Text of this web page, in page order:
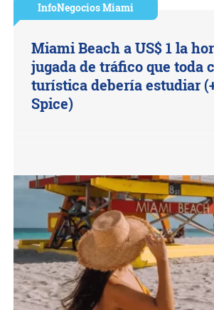
InfoNegocios Miami
Miami Beach a US$ 1 la
jugada de tráfico que toda
turística debería estudiar
Spice)